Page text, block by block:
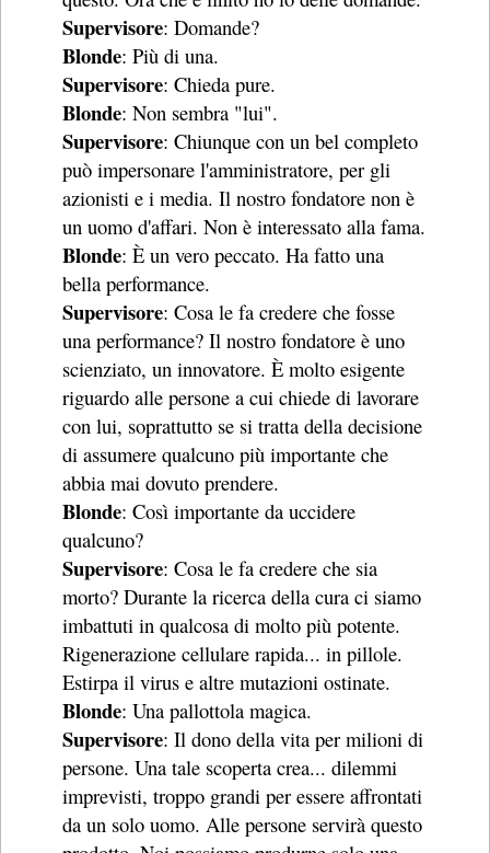
Supervisore: Domande?
Blonde: Più di una.
Supervisore: Chieda pure.
Blonde: Non sembra "lui".
Supervisore: Chiunque con un bel completo
può impersonare l'amministratore, per gli
azionisti e i media. Il nostro fondatore non è
un uomo d'affari. Non è interessato alla fama.
Blonde: È un vero peccato. Ha fatto una
bella performance.
Supervisore: Cosa le fa credere che fosse
una performance? Il nostro fondatore è uno
scienziato, un innovatore. È molto esigente
riguardo alle persone a cui chiede di lavorare
con lui, soprattutto se si tratta della decisione
di assumere qualcuno più importante che
abbia mai dovuto prendere.
Blonde: Così importante da uccidere
qualcuno?
Supervisore: Cosa le fa credere che sia
morto? Durante la ricerca della cura ci siamo
imbattuti in qualcosa di molto più potente.
Rigenerazione cellulare rapida... in pillole.
Estirpa il virus e altre mutazioni ostinate.
Blonde: Una pallottola magica.
Supervisore: Il dono della vita per milioni di
persone. Una tale scoperta crea... dilemmi
imprevisti, troppo grandi per essere affrontati
da un solo uomo. Alle persone servirà questo